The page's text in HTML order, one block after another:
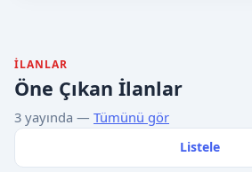
İLANLAR
Öne Çıkan İlanlar
3 yayında — Tümünü gör
Listele